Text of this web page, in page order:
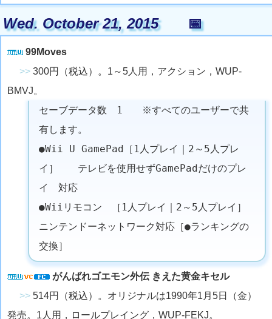
Wed. October 21, 2015📅
99Moves
>> 300円（税込）。1～5人用，アクション，WUP-
BMVJ。
セーブデータ数 1 ※すべてのユーザーで共
有します。
●Wii U GamePad［1人プレイ｜2～5人プレ
イ］ テレビを使用せずGamePadだけのプレ
イ 対応
●Wiiリモコン ［1人プレイ｜2～5人プレイ］
ニンテンドーネットワーク対応［●ランキングの
交換］
がんばれゴエモン外伝 きえた黄金キセル
>> 514円（税込）。オリジナルは1990年1月5日（金）
発売。1人用，ロールプレイング，WUP-FEKJ。